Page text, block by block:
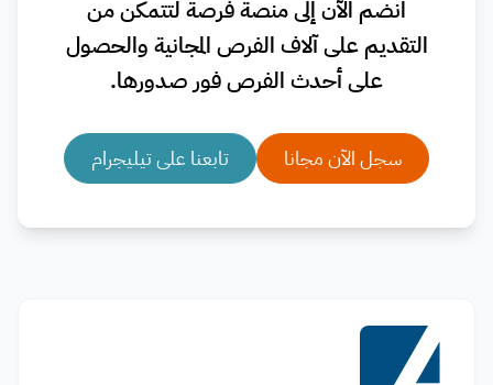
انضم الآن إلى منصة فرصة لتتمكن من
التقديم على آلاف الفرص المجانية والحصول
على أحدث الفرص فور صدورها.
سجل الآن مجانا تابعنا على تيليجرام